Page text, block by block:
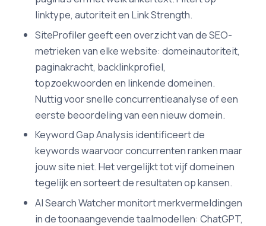
linktype, autoriteit en Link Strength.
SiteProfiler geeft een overzicht van de SEO-
metrieken van elke website: domeinautoriteit,
paginakracht, backlinkprofiel,
topzoekwoorden en linkende domeinen.
Nuttig voor snelle concurrentieanalyse of een
eerste beoordeling van een nieuw domein.
Keyword Gap Analysis identificeert de
keywords waarvoor concurrenten ranken maar
jouw site niet. Het vergelijkt tot vijf domeinen
tegelijk en sorteert de resultaten op kansen.
AI Search Watcher monitort merkvermeldingen
in de toonaangevende taalmodellen: ChatGPT,